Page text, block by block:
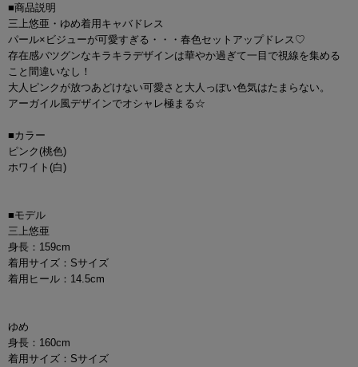
■商品説明
三上悠亜・ゆめ着用キャバドレス
パール×ビジューが可愛すぎる・・・春色セットアップドレス♡
存在感バツグンなキラキラデザインは華やか過ぎて一目で視線を集める
こと間違いなし！
大人ピンクが放つあどけない可愛さと大人っぽい色気はたまらない。
アーガイル風デザインでオシャレ極まる☆
■カラー
ピンク(桃色)
ホワイト(白)
■モデル
三上悠亜
身長：159cm
着用サイズ：Sサイズ
着用ヒール：14.5cm
ゆめ
身長：160cm
着用サイズ：Sサイズ